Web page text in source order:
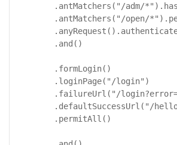
.antMatchers("/adm/
.antMatchers("/open/
        .and()
        .formLogin()
.loginPage("/login")
.failureUrl("/
.defaultSuccessUrl("/
        .permitAll()